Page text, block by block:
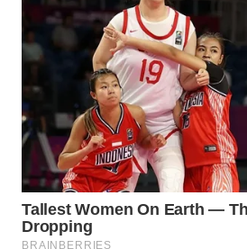
KONSUMEN
WAHANA
WAHANA
TRAVEL
WAHANA
TV